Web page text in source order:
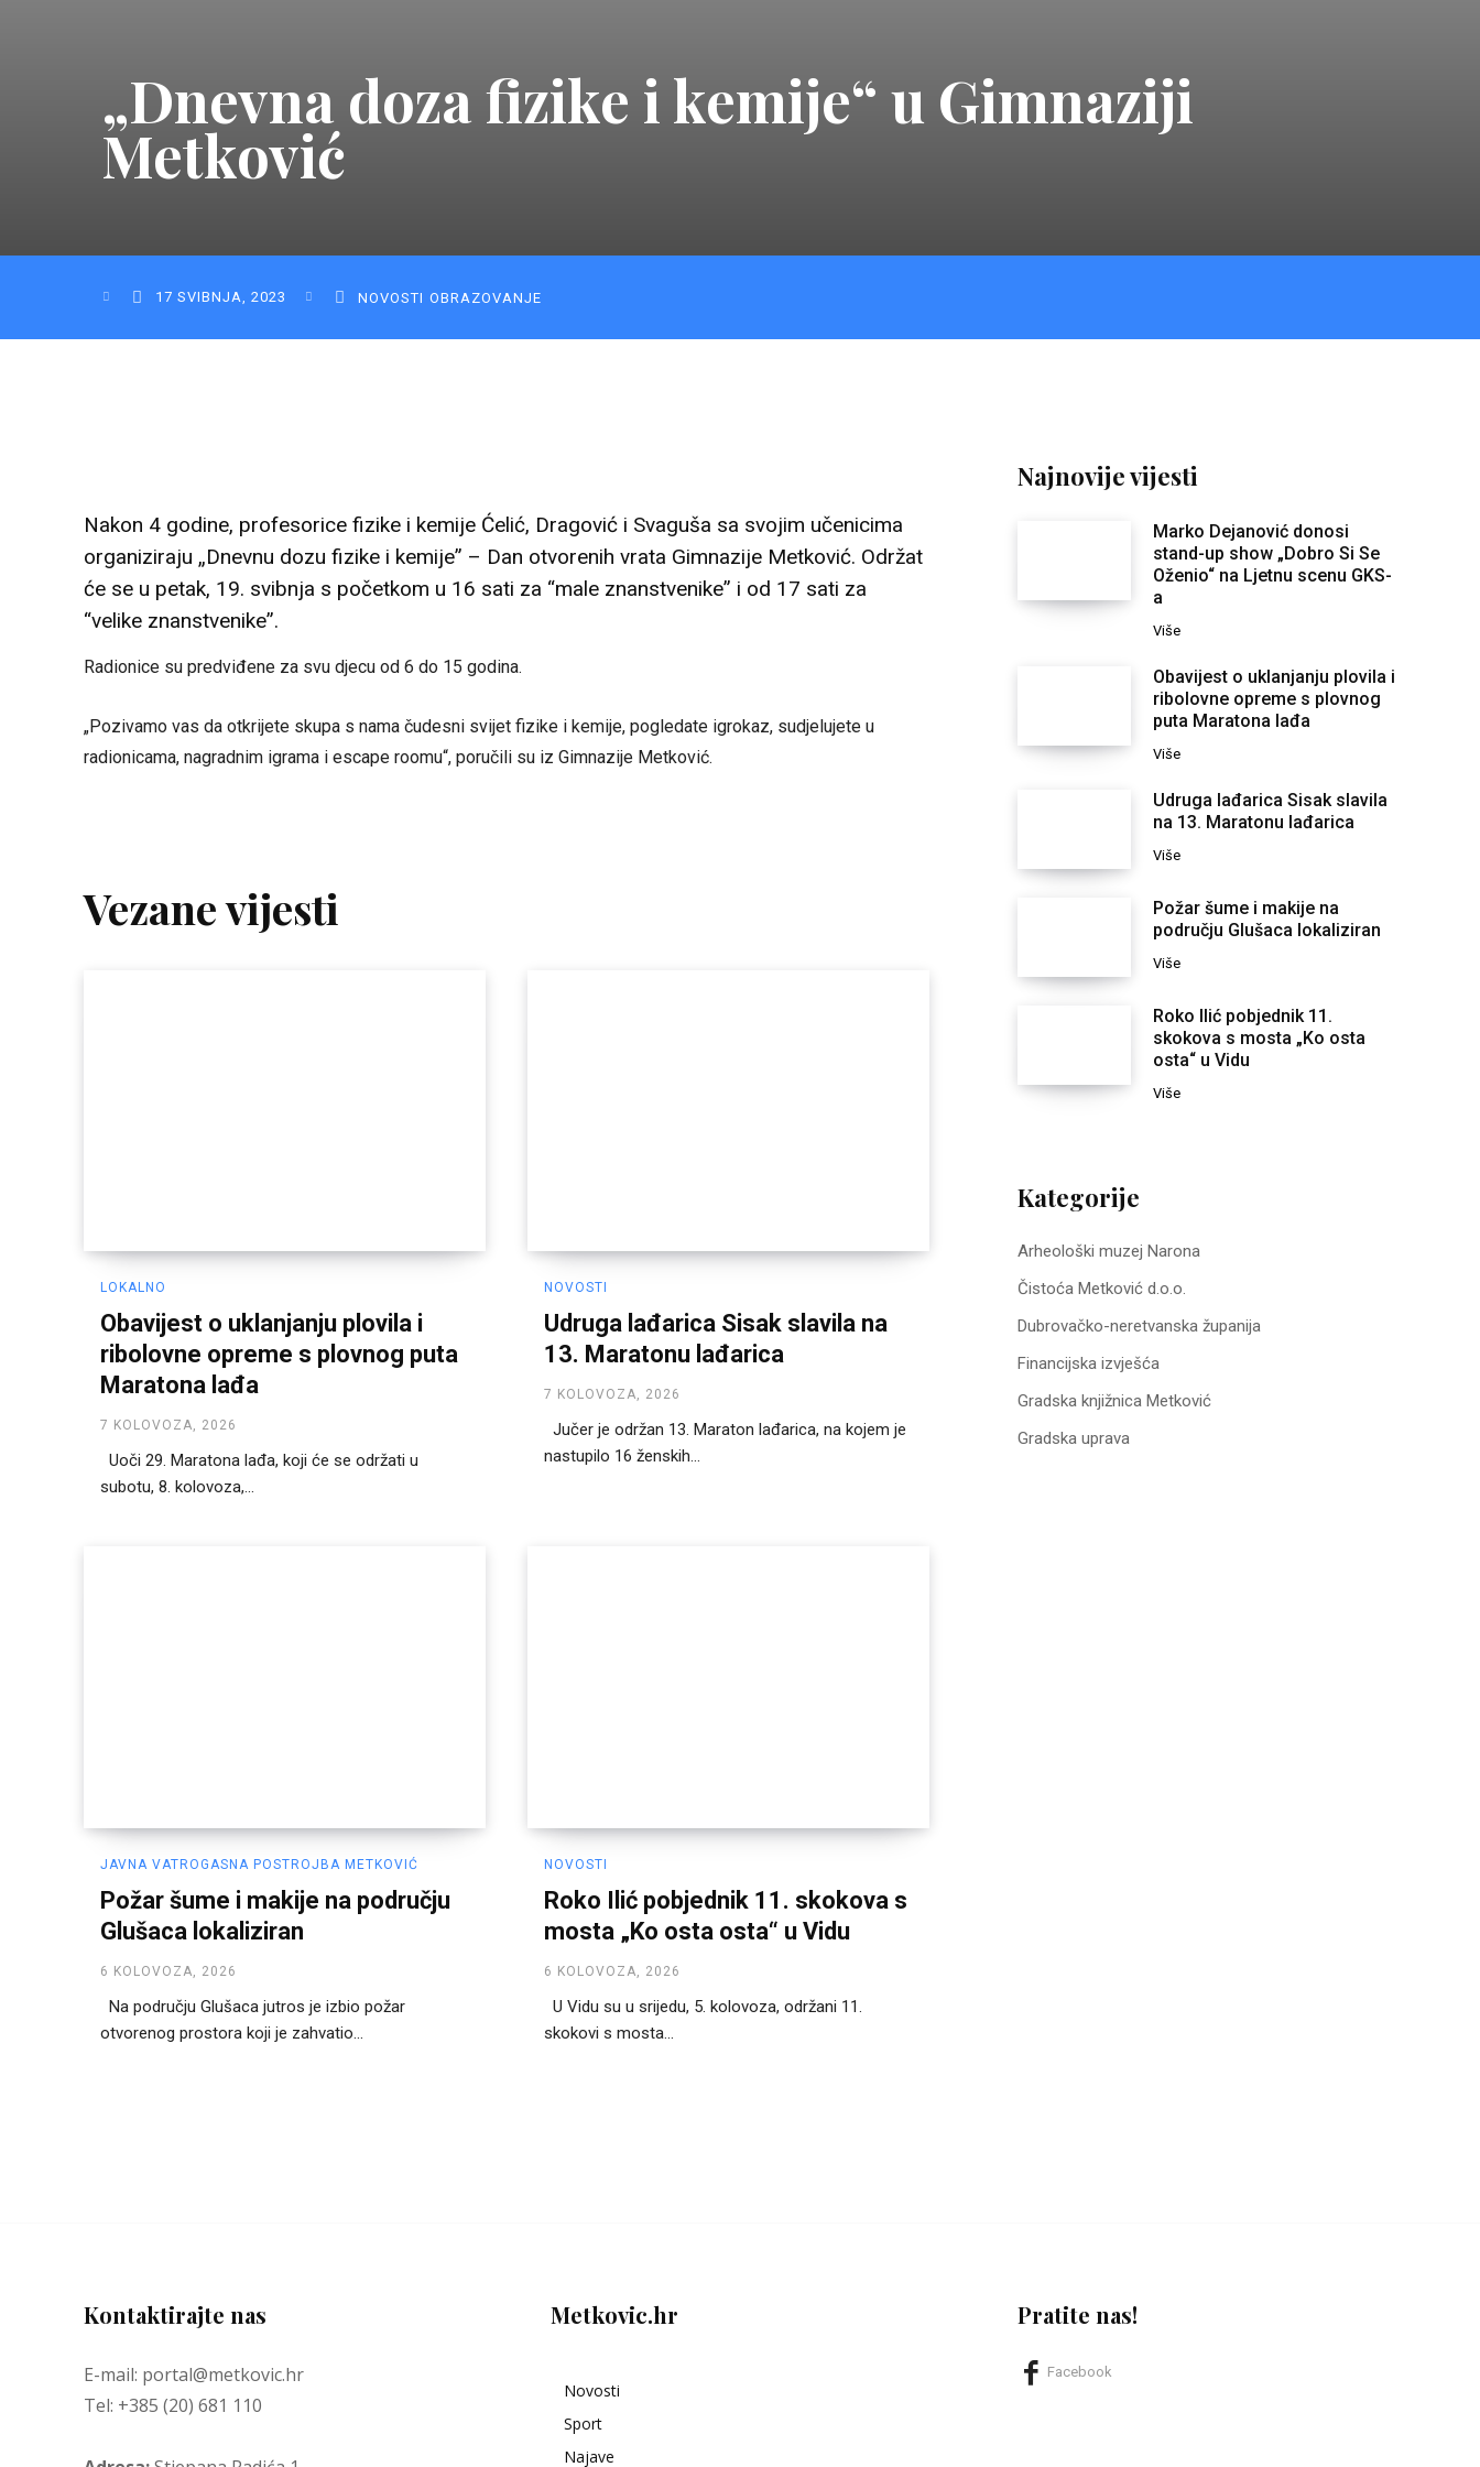
„Dnevna doza fizike i kemije“ u Gimnaziji
Metković
17 SVIBNJA, 2023 NOVOSTI OBRAZOVANJE
Nakon 4 godine, profesorice fizike i kemije Ćelić, Dragović i Svaguša sa svojim učenicima
organiziraju „Dnevnu dozu fizike i kemije” – Dan otvorenih vrata Gimnazije Metković. Održat
će se u petak, 19. svibnja s početkom u 16 sati za “male znanstvenike” i od 17 sati za
“velike znanstvenike”.
Radionice su predviđene za svu djecu od 6 do 15 godina.
„Pozivamo vas da otkrijete skupa s nama čudesni svijet fizike i kemije, pogledate igrokaz, sudjelujete u
radionicama, nagradnim igrama i escape roomu“, poručili su iz Gimnazije Metković.
Vezane vijesti
LOKALNO
Obavijest o uklanjanju plovila i
ribolovne opreme s plovnog puta
Maratona lađa
7 KOLOVOZA, 2026
Uoči 29. Maratona lađa, koji će se održati u
subotu, 8. kolovoza,...
NOVOSTI
Udruga lađarica Sisak slavila na
13. Maratonu lađarica
7 KOLOVOZA, 2026
Jučer je održan 13. Maraton lađarica, na kojem je
nastupilo 16 ženskih...
JAVNA VATROGASNA POSTROJBA METKOVIĆ
Požar šume i makije na području
Glušaca lokaliziran
6 KOLOVOZA, 2026
Na području Glušaca jutros je izbio požar
otvorenog prostora koji je zahvatio...
NOVOSTI
Roko Ilić pobjednik 11. skokova s
mosta „Ko osta osta“ u Vidu
6 KOLOVOZA, 2026
U Vidu su u srijedu, 5. kolovoza, održani 11.
skokovi s mosta...
Najnovije vijesti
Marko Dejanović donosi
stand-up show „Dobro Si Se
Oženio“ na Ljetnu scenu GKS-
a
Više
Obavijest o uklanjanju plovila i
ribolovne opreme s plovnog
puta Maratona lađa
Više
Udruga lađarica Sisak slavila
na 13. Maratonu lađarica
Više
Požar šume i makije na
području Glušaca lokaliziran
Više
Roko Ilić pobjednik 11.
skokova s mosta „Ko osta
osta“ u Vidu
Više
Kategorije
Arheološki muzej Narona
Čistoća Metković d.o.o.
Dubrovačko-neretvanska županija
Financijska izvješća
Gradska knjižnica Metković
Gradska uprava
Kontaktirajte nas
E-mail: portal@metkovic.hr
Tel: +385 (20) 681 110
Metkovic.hr
Novosti
Sport
Najave
Pratite nas!
Facebook